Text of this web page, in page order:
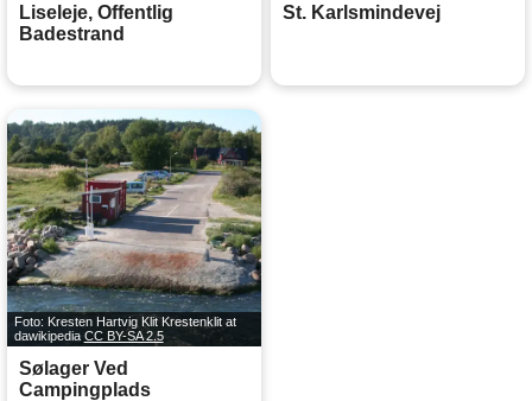
Liseleje, Offentlig
Badestrand
St. Karlsmindevej
Foto: Kresten Hartvig Klit Krestenklit at
dawikipedia CC BY-SA 2.5
Sølager Ved
Campingplads